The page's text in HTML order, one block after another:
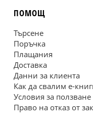
ПОМОЩ
Търсене
Поръчка
Плащания
Доставка
Данни за клиента
Как да свалим е-
Условия за
Право на отказ от